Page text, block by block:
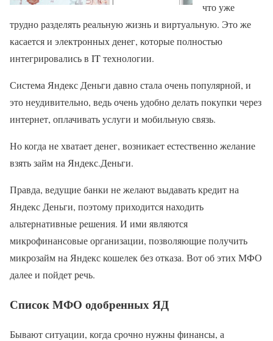
что уже
трудно разделять реальную жизнь и виртуальную. Это же
касается и электронных денег, которые полностью
интегрировались в IT технологии.
Система Яндекс Деньги давно стала очень популярной, и
это неудивительно, ведь очень удобно делать покупки через
интернет, оплачивать услуги и мобильную связь.
Но когда не хватает денег, возникает естественно желание
взять займ на Яндекс.Деньги.
Правда, ведущие банки не желают выдавать кредит на
Яндекс Деньги, поэтому приходится находить
альтернативные решения. И ими являются
микрофинансовые организации, позволяющие получить
микрозайм на Яндекс кошелек без отказа. Вот об этих МФО
далее и пойдет речь.
Список МФО одобренных ЯД
Бывают ситуации, когда срочно нужны финансы, а